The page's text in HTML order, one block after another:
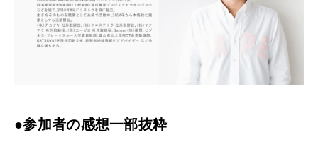
●参加者の感想一部抜粋